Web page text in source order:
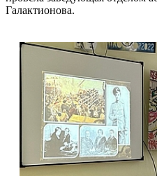
Галактионова.